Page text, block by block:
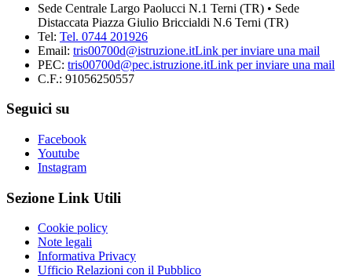
Sede Centrale Largo Paolucci N.1 Terni (TR) • Sede
Distaccata Piazza Giulio Briccialdi N.6 Terni (TR)
Tel: Tel. 0744 201926
Email: tris00700d@istruzione.itLink per inviare una mail
PEC: tris00700d@pec.istruzione.itLink per inviare una mail
C.F.: 91056250557
Seguici su
Facebook
Youtube
Instagram
Sezione Link Utili
Cookie policy
Note legali
Informativa Privacy
Ufficio Relazioni con il Pubblico